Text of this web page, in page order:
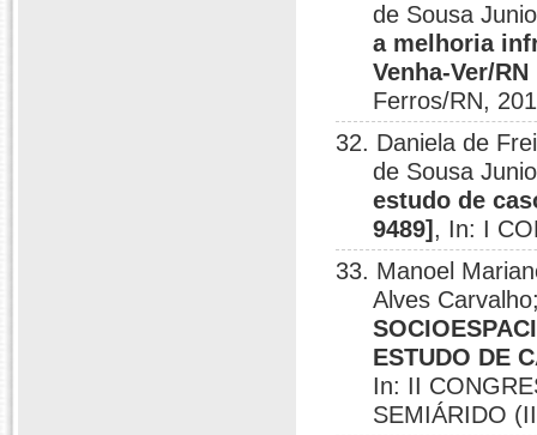
de Sousa
a melhoria
Venha-Ver/
Ferros/RN,
32. Daniela de
de Sousa
estudo de
9489] , In: I
33. Manoel
Alves
ESTUDO DE
In: II
SEMIÁRIDO